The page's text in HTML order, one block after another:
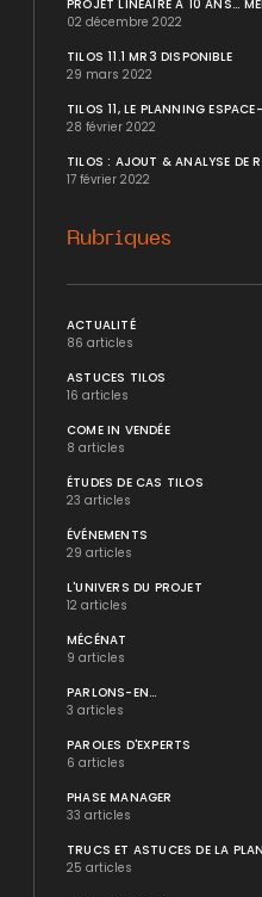
PROJET LINÉAIRE A 10 ANS...
02 décembre 2022
TILOS 11.1 MR3 DISPONIBLE
29 mars 2022
TILOS 11, LE PLANNING
28 février 2022
TILOS : AJOUT & ANALYSE DE
17 février 2022
Rubriques
ACTUALITÉ
86 articles
ASTUCES TILOS
16 articles
COME IN VENDÉE
8 articles
ÉTUDES DE CAS TILOS
23 articles
ÉVÉNEMENTS
29 articles
L'UNIVERS DU PROJET
12 articles
MÉCÉNAT
9 articles
PARLONS-EN...
3 articles
PAROLES D'EXPERTS
6 articles
PHASE MANAGER
33 articles
TRUCS ET ASTUCES DE LA
25 articles